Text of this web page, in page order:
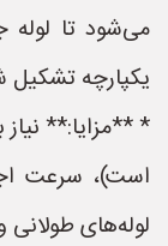
می‌شود تا لوله
یکپارچه تشکیل
* **مزایا:**
است)، سرعت
لوله‌های طولانی